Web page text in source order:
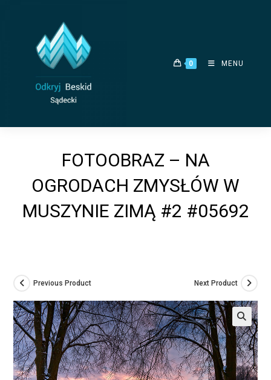
0 MENU
FOTOOBRAZ – NA
OGRODACH ZMYSŁÓW W
MUSZYNIE ZIMĄ #2 #05692
Previous Product Next Product